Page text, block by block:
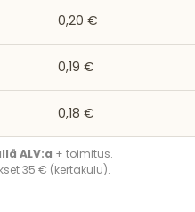
0,20 €
0,19 €
0,18 €
ALV:a + toimitus.
35 € (kertakulu).